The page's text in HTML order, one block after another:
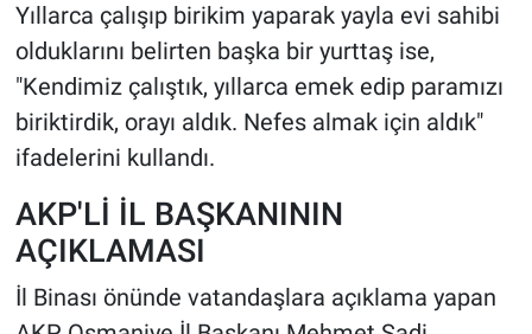
Yıllarca çalışıp birikim yaparak yayla evi sahibi
olduklarını belirten başka bir yurttaş ise,
"Kendimiz çalıştık, yıllarca emek edip paramızı
biriktirdik, orayı aldık. Nefes almak için aldık"
ifadelerini kullandı.
AKP'Lİ İL BAŞKANININ
AÇIKLAMASI
İl Binası önünde vatandaşlara açıklama yapan